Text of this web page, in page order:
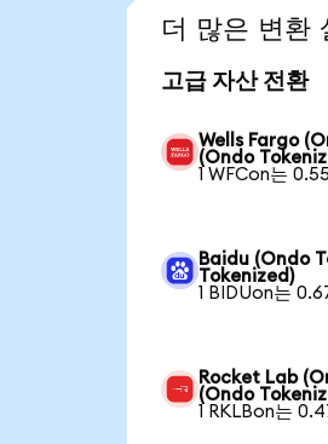
더 많은 변환
고급 자산 전환
Wells Fargo
(Ondo
1 WFCon는
Baidu (Ondo
Tokenized)
1 BIDUon는
Rocket Lab
(Ondo
1 RKLBon는